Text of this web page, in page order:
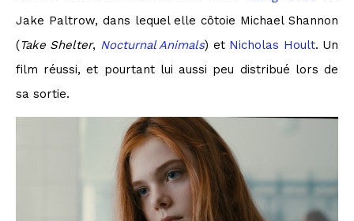
Jake Paltrow, dans lequel elle côtoie Michael Shannon
(Take Shelter, Nocturnal Animals) et Nicholas Hoult. Un
film réussi, et pourtant lui aussi peu distribué lors de
sa sortie.